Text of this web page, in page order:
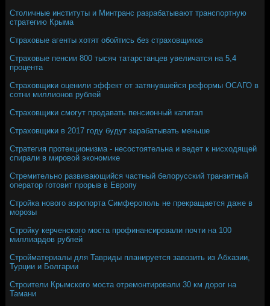
Столичные институты и Минтранс разрабатывают транспортную
стратегию Крыма
Страховые агенты хотят обойтись без страховщиков
Страховые пенсии 800 тысяч татарстанцев увеличатся на 5,4
процента
Страховщики оценили эффект от затянувшейся реформы ОСАГО в
сотни миллионов рублей
Страховщики смогут продавать пенсионный капитал
Страховщики в 2017 году будут зарабатывать меньше
Стратегия протекционизма - несостоятельна и ведет к нисходящей
спирали в мировой экономике
Стремительно развивающийся частный белорусский транзитный
оператор готовит прорыв в Европу
Стройка нового аэропорта Симферополь не прекращается даже в
морозы
Стройку керченского моста профинансировали почти на 100
миллиардов рублей
Стройматериалы для Тавриды планируется завозить из Абхазии,
Турции и Болгарии
Строители Крымского моста отремонтировали 30 км дорог на
Тамани